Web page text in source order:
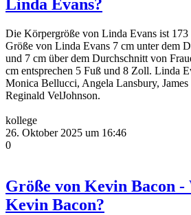
Linda Evans?
Die Körpergröße von Linda Evans ist
Größe von Linda Evans 7 cm unter dem
und 7 cm über dem Durchschnitt von
cm entsprechen 5 Fuß und 8 Zoll. Linda
Monica Bellucci, Angela Lansbury,
Reginald VelJohnson.
kollege
26. Oktober 2025 um 16:46
0
Größe von Kevin Bacon
Kevin Bacon?